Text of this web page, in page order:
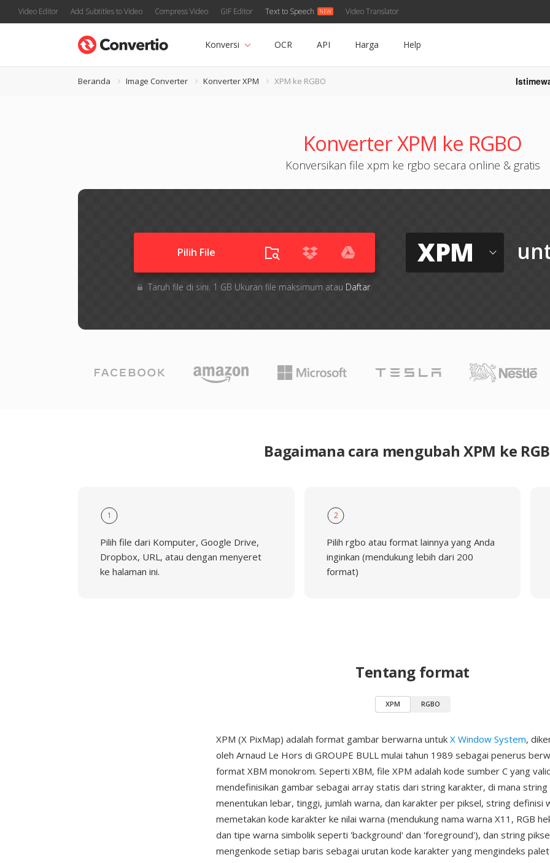
Video Editor Add Subtitles to Video Compress Video GIF Editor Text to Speech Video Translator
Konversi OCR API Harga Help
Beranda Image Converter Konverter XPM XPM ke RGBO
Konverter XPM ke RGBO
Konversikan file xpm ke rgbo secara online & gratis
Pilih File
Taruh file di sini. 1 GB Ukuran file maksimum atau Daftar
XPM
Bagaimana cara mengubah XPM ke
1
Pilih file dari Komputer, Google Drive,
Dropbox, URL, atau dengan menyeret
ke halaman ini.
2
Pilih rgbo atau format lainnya yang Anda
inginkan (mendukung lebih dari 200
format)
Tentang format
XPM RGBO
XPM (X PixMap) adalah format gambar berwarna untuk X Window System,
oleh Arnaud Le Hors di GROUPE BULL mulai tahun 1989 sebagai penerus
format XBM monokrom. Seperti XBM, file XPM adalah kode sumber C yang
mendefinisikan gambar sebagai array statis dari string karakter, di mana
menentukan lebar, tinggi, jumlah warna, dan karakter per piksel, string definisi
memetakan kode karakter ke nilai warna (mendukung nama warna X11, RGB
dan tipe warna simbolik seperti 'background' dan 'foreground'), dan string
mengenkode setiap baris sebagai urutan kode karakter yang mengindeks